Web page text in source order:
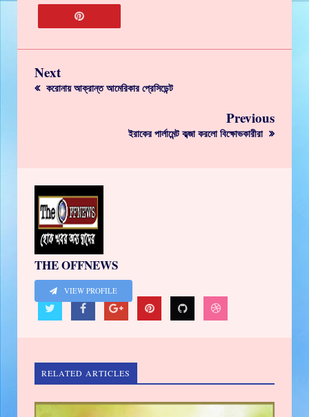
Next
করোনায় আক্রান্ত আমেরিকার প্রেসিডেন্ট
Previous
ইরাকের পার্লামেন্ট কব্জা করলো বিক্ষোভকারীরা
THE OFFNEWS
VIEW PROFILE
RELATED ARTICLES